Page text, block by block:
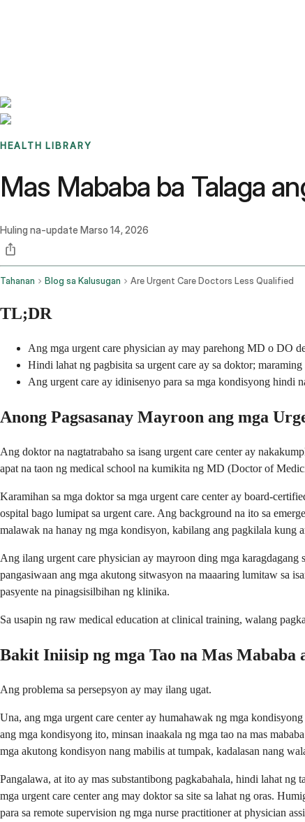
HEALTH LIBRARY
Mas Mababa ba Talaga
Huling na-update Marso 14, 2026
Tahanan Blog sa Kalusugan Are Urgent Care Doctors Less Qualified
TL;DR
Ang mga urgent care physician ay may parehong MD o DO
Hindi lahat ng pagbisita sa urgent care ay sa doktor;
Ang urgent care ay idinisenyo para sa mga kondisyong hindi
Anong Pagsasanay Mayroon ang mga
Ang doktor na nagtatrabaho sa isang urgent care center ay
apat na taon ng medical school na kumikita ng MD (Doctor of
Karamihan sa mga doktor sa mga urgent care center ay board-
ospital bago lumipat sa urgent care. Ang background na ito sa
malawak na hanay ng mga kondisyon, kabilang ang pagkilala kung
Ang ilang urgent care physician ay mayroon ding mga
pangasiwaan ang mga akutong sitwasyon na maaaring lumitaw sa
pasyente na pinagsisilbihan ng klinika.
Sa usapin ng raw medical education at clinical training, walang
Bakit Iniisip ng mga Tao na Mas
Ang problema sa persepsyon ay may ilang ugat.
Una, ang mga urgent care center ay humahawak ng mga
ang mga kondisyong ito, minsan inaakala ng mga tao na mas
mga akutong kondisyon nang mabilis at tumpak, kadalasan nang
Pangalawa, at ito ay mas substantibong pagkabahala, hindi lahat
mga urgent care center ang may doktor sa site sa lahat ng oras.
para sa remote supervision ng mga nurse practitioner at physician